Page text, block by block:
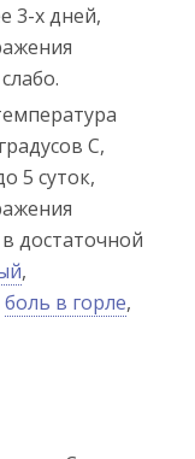
3-х дней,
С,
5 суток,
достаточной
,
боль в горле,